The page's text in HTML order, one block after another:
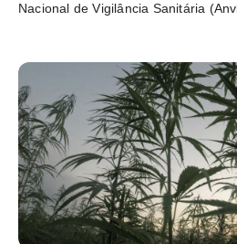
Nacional de Vigilância Sanitária